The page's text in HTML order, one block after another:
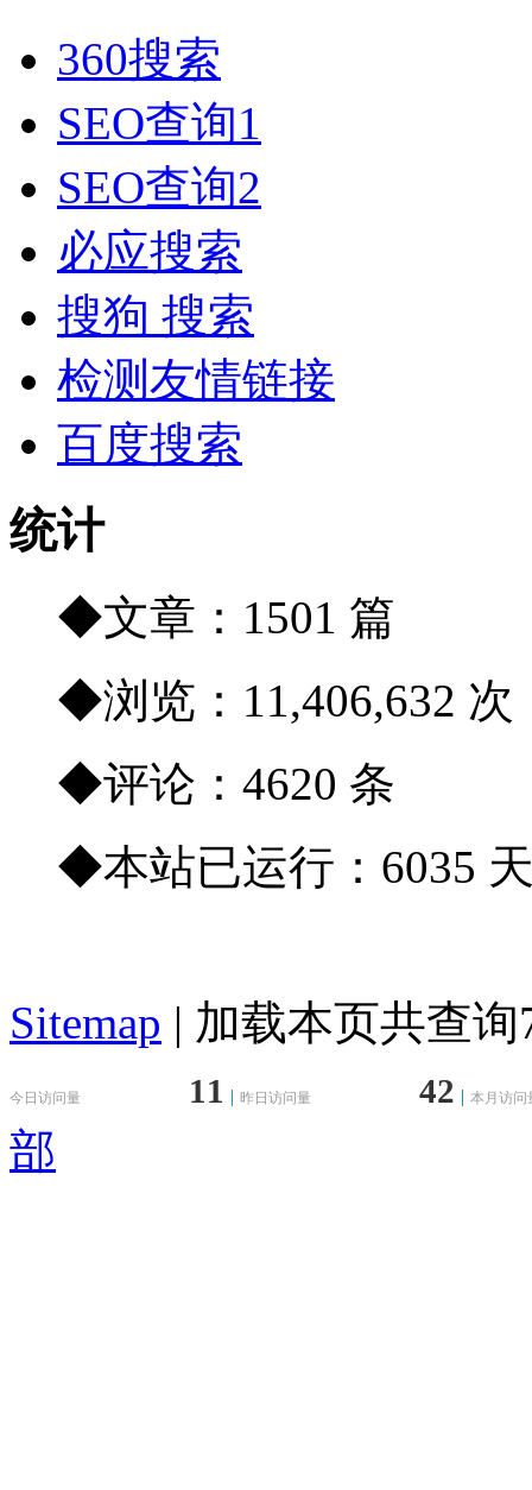
360搜索
SEO查询1
SEO查询2
必应搜索
搜狗 搜索
检测友情链接
百度搜索
统计
◆文章：1501 篇
◆浏览：11,406,632 次
◆评论：4620 条
◆本站已运行：6035
Sitemap | 加载本页共查
今日访问量 11 昨日访问量 42 本月访问
部